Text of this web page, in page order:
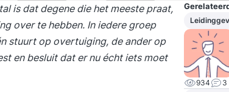
is dat degene die het meeste praat,
over te hebben. In iedere groep
stuurt op overtuiging, de ander op
en besluit dat er nu écht iets moet
934
3